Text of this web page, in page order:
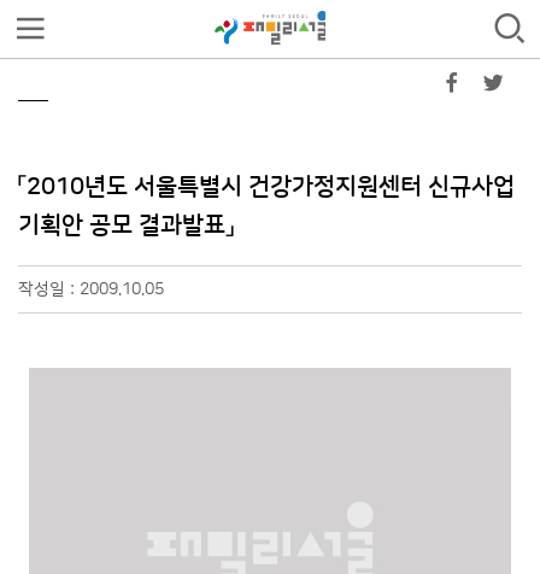
「2010년도 서울특별시 건강가정지원센터 신규사업
기획안 공모 결과발표」
작성일 : 2009.10.05